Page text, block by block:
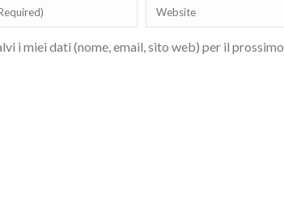
i miei dati (nome, email, sito web) per il prossimo